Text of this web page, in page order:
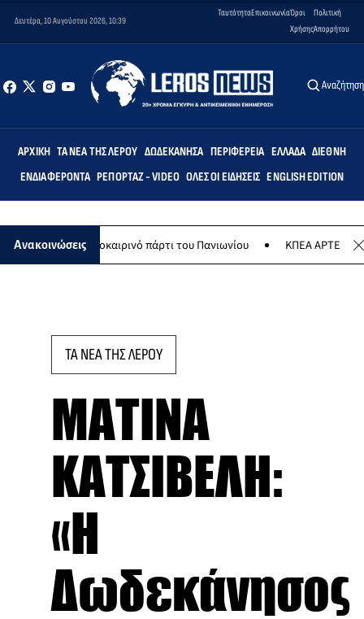
Δευτέρα, 10 Αυγούστου 2026, 10:39
ΤαυτότηταΕπικοινωνίαΌροι
Χρήσης
Πολιτική
Απορρήτου
Αναζήτηση
ΑΡΧΙΚΉ ΤΑ ΝΈΑ ΤΗΣ ΛΈΡΟΥ ΔΩΔΕΚΆΝΗΣΑ ΠΕΡΙΦΈΡΕΙΑ ΕΛΛΆΔΑ ΔΙΕΘΝΉ
ΕΝΔΙΑΦΈΡΟΝΤΑ ΡΕΠΟΡΤΆΖ - VIDEO ΌΛΕΣ ΟΙ ΕΙΔΉΣΕΙΣ ENGLISH EDITION
Ανακοινώσεις
το καλοκαιρινό πάρτι του Πανιωνίου ΚΠΕΑ ΑΡΤΕΜΙΣ: Το
ΤΑ ΝΕΑ ΤΗΣ ΛΕΡΟΥ
ΜΑΤΙΝΑ
ΚΑΤΣΙΒΕΛΗ:
«Η
Δωδεκάνησος